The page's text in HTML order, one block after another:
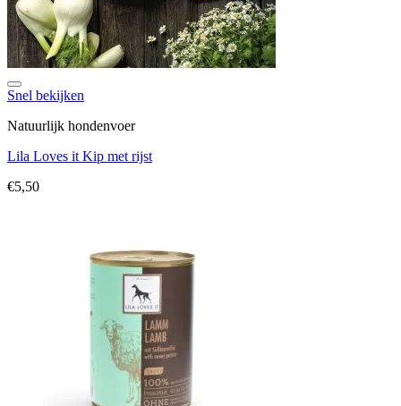
Snel bekijken
Natuurlijk hondenvoer
Lila Loves it Kip met rijst
€5,50